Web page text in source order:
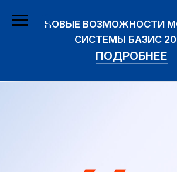
СИСТЕМЫ БАЗИС 2026
ПОДРОБНЕЕ